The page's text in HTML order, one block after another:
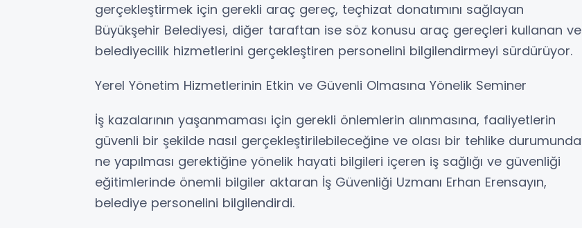
gerçekleştirmek için gerekli araç gereç, teçhizat donatımını sağlayan
Büyükşehir Belediyesi, diğer taraftan ise söz konusu araç gereçleri kullanan ve
belediyecilik hizmetlerini gerçekleştiren personelini bilgilendirmeyi sürdürüyor.
Yerel Yönetim Hizmetlerinin Etkin ve Güvenli Olmasına Yönelik Seminer
İş kazalarının yaşanmaması için gerekli önlemlerin alınmasına, faaliyetlerin
güvenli bir şekilde nasıl gerçekleştirilebileceğine ve olası bir tehlike durumunda
ne yapılması gerektiğine yönelik hayati bilgileri içeren iş sağlığı ve güvenliği
eğitimlerinde önemli bilgiler aktaran İş Güvenliği Uzmanı Erhan Erensayın,
belediye personelini bilgilendirdi.